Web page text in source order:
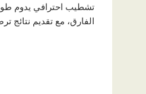
تشطيب احترافي يدوم
الفارق، مع تقديم